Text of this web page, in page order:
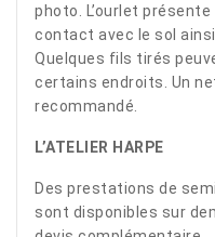
photo. L’ourlet
contact avec le sol
Quelques fils tirés
certains endroits. Un
recommandé.
L’ATELIER HARPE
Des prestations de
sont disponibles sur